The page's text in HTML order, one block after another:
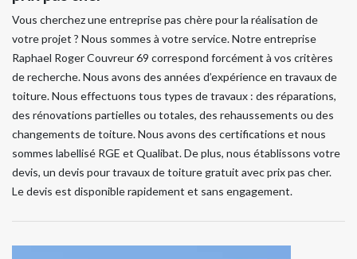
Vous cherchez une entreprise pas chère pour la réalisation de
votre projet ? Nous sommes à votre service. Notre entreprise
Raphael Roger Couvreur 69 correspond forcément à vos critères
de recherche. Nous avons des années d’expérience en travaux de
toiture. Nous effectuons tous types de travaux : des réparations,
des rénovations partielles ou totales, des rehaussements ou des
changements de toiture. Nous avons des certifications et nous
sommes labellisé RGE et Qualibat. De plus, nous établissons votre
devis, un devis pour travaux de toiture gratuit avec prix pas cher.
Le devis est disponible rapidement et sans engagement.